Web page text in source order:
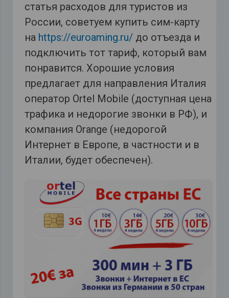
статья расходов для туристов из
России, советуем купить сим-карту
на https://euroaming.ru/до отъезда и
подключить тот тариф, который вам
понравится. Хорошие условия
предлагает для направления Италия
оператор Ortel Mobile (доступная цена
трафика и недорогие звонки в РФ), и
компания Orange (недорогой
Интернет в Европе, в частности и в
Италии, будет обеспечен).